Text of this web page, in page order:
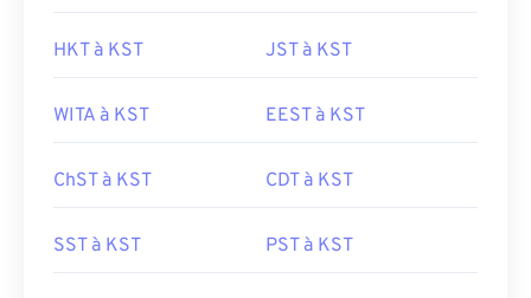
HKT à KST JST à KST
WITA à KST EEST à KST
ChST à KST CDT à KST
SST à KST PST à KST